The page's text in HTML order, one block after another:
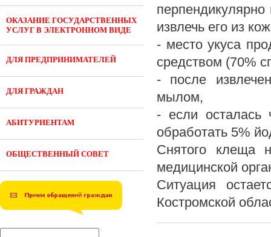
ОКАЗАНИЕ ГОСУДАРСТВЕННЫХ
УСЛУГ В ЭЛЕКТРОННОМ ВИДЕ
ДЛЯ ПРЕДПРИНИМАТЕЛЕЙ
ДЛЯ ГРАЖДАН
АБИТУРИЕНТАМ
ОБЩЕСТВЕННЫЙ СОВЕТ
перпендикулярно
извлечь его из
- место укуса
средством (70%
- после
мылом,
- если осталась
обработать 5%
Снятого клеща
медицинской
Ситуация
Костромской